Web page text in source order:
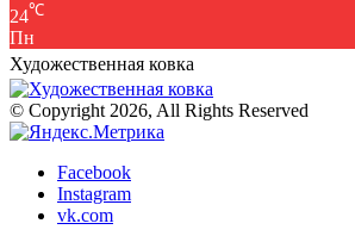
24℃
Пн
Художественная ковка
© Copyright 2026, All Rights Reserved
Facebook
Instagram
vk.com